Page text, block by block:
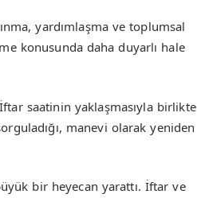
yardımlaşma ve toplumsal
konusunda daha duyarlı hale
saatinin yaklaşmasıyla birlikte
manevi olarak yeniden
bir heyecan yarattı. İftar ve